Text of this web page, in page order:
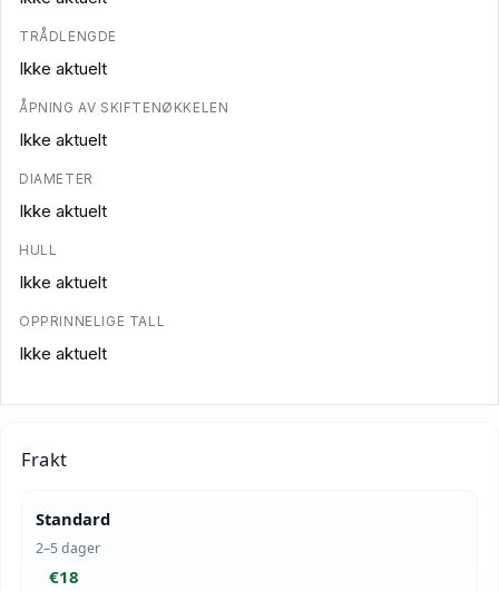
TRÅDLENGDE
Ikke aktuelt
ÅPNING AV SKIFTENØKKELEN
Ikke aktuelt
DIAMETER
Ikke aktuelt
HULL
Ikke aktuelt
OPPRINNELIGE TALL
Ikke aktuelt
Frakt
Standard
2–5 dager
€18